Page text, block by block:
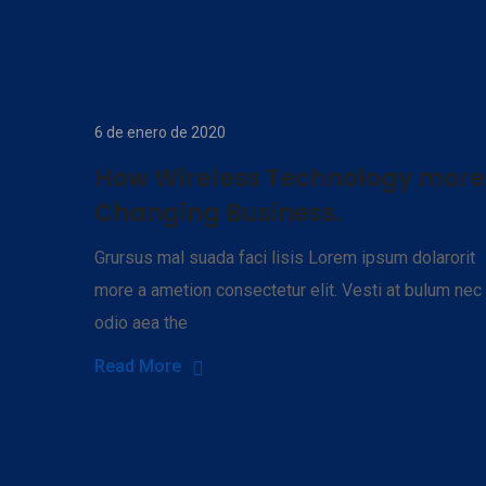
6 de enero de 2020
How Wireless Technology more
Changing Business.
Grursus mal suada faci lisis Lorem ipsum dolarorit
more a ametion consectetur elit. Vesti at bulum nec
odio aea the
Read More